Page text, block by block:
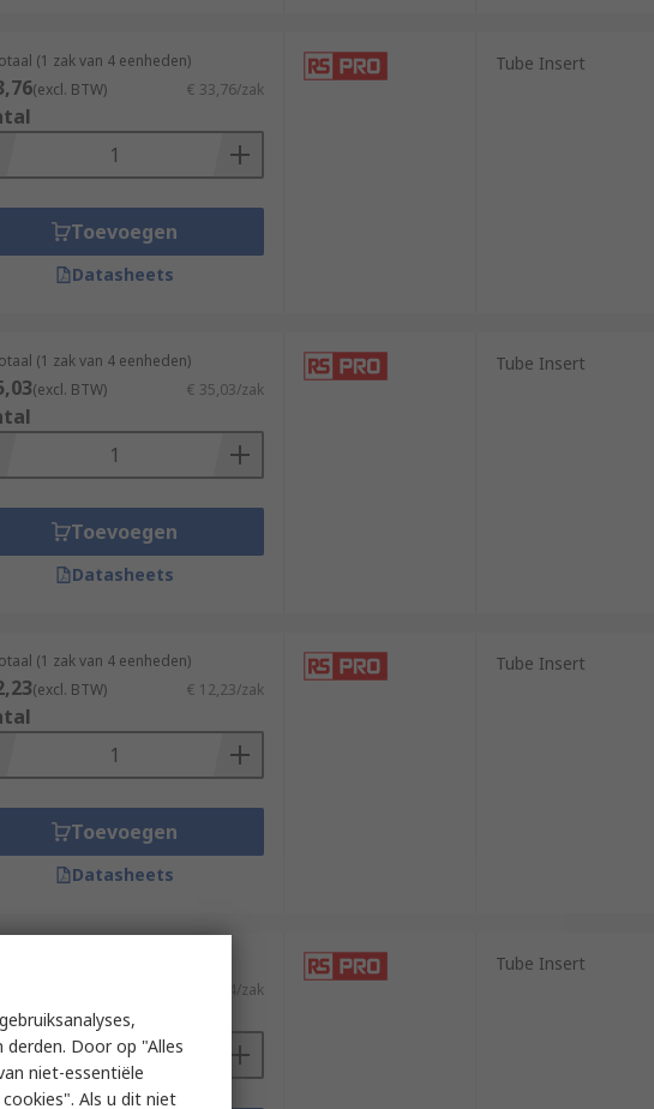
(1 zak van 4 eenheden)
(excl. BTW) € 33,76/zak
Toevoegen
Datasheets
Tube Insert
(1 zak van 4 eenheden)
(excl. BTW) € 35,03/zak
Toevoegen
Datasheets
Tube Insert
(1 zak van 4 eenheden)
(excl. BTW) € 12,23/zak
Toevoegen
Datasheets
Tube Insert
€ 35,44/zak
Tube Insert
Door op "Alles
niet-essentiële
Als u dit niet